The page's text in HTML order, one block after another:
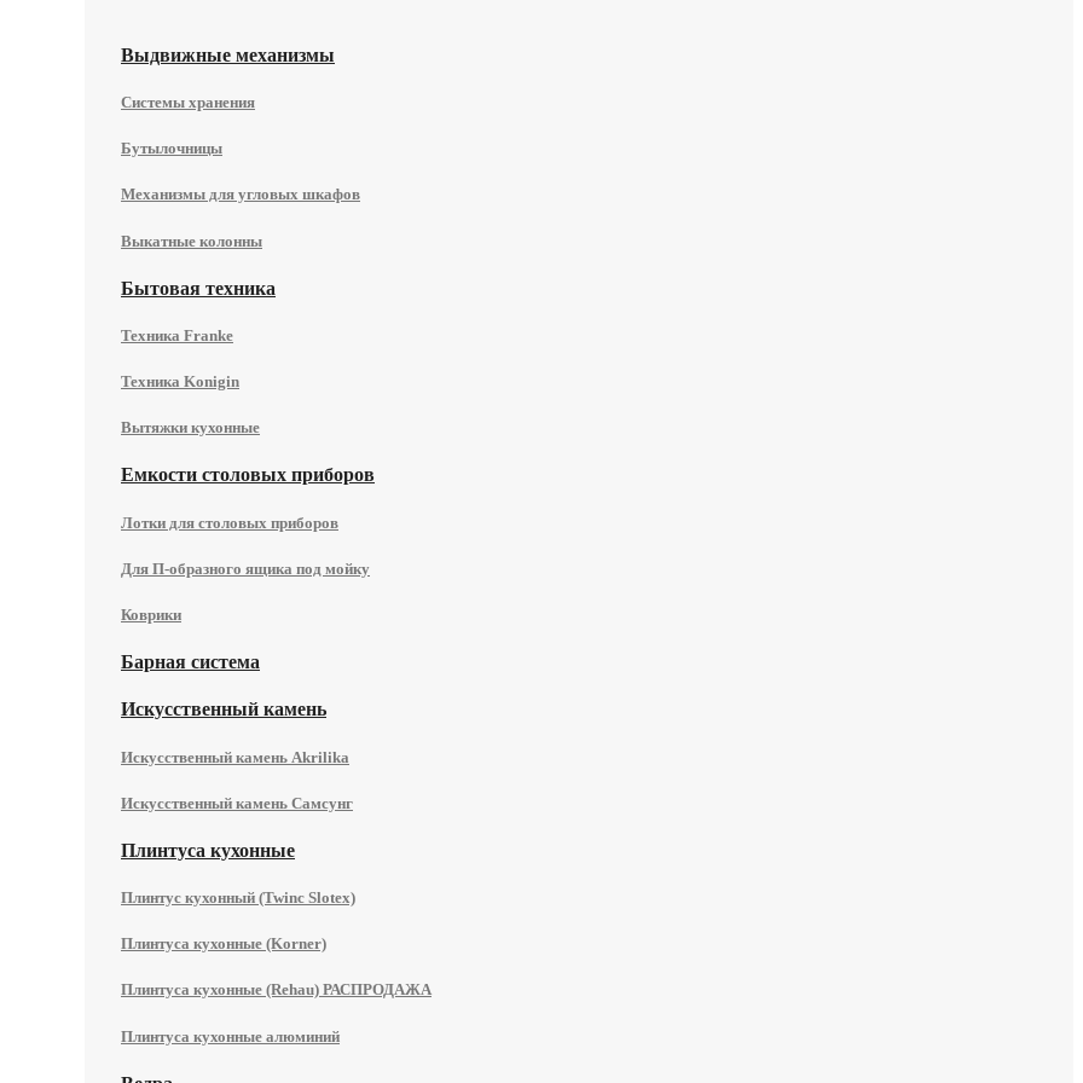
Выдвижные механизмы
Системы хранения
Бутылочницы
Механизмы для угловых шкафов
Выкатные колонны
Бытовая техника
Техника Franke
Техника Konigin
Вытяжки кухонные
Емкости столовых приборов
Лотки для столовых приборов
Для П-образного ящика под мойку
Коврики
Барная система
Искусственный камень
Искусственный камень Akrilika
Искусственный камень Самсунг
Плинтуса кухонные
Плинтус кухонный (Twinc Slotex)
Плинтуса кухонные (Korner)
Плинтуса кухонные (Rehau) РАСПРОДАЖА
Плинтуса кухонные алюминий